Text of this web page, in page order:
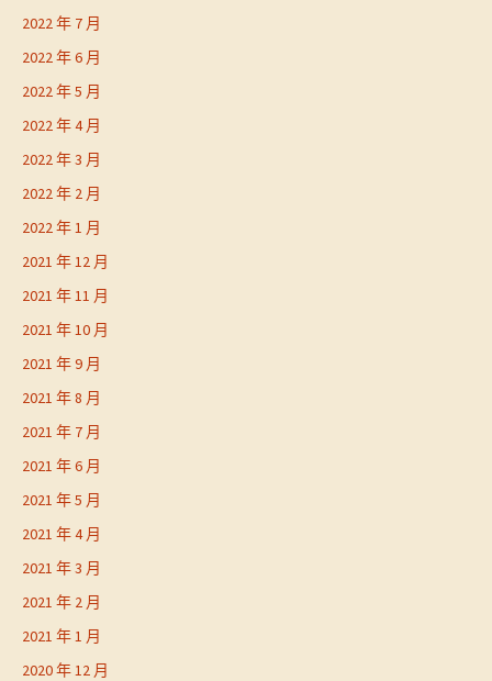
2022 年 7 月
2022 年 6 月
2022 年 5 月
2022 年 4 月
2022 年 3 月
2022 年 2 月
2022 年 1 月
2021 年 12 月
2021 年 11 月
2021 年 10 月
2021 年 9 月
2021 年 8 月
2021 年 7 月
2021 年 6 月
2021 年 5 月
2021 年 4 月
2021 年 3 月
2021 年 2 月
2021 年 1 月
2020 年 12 月